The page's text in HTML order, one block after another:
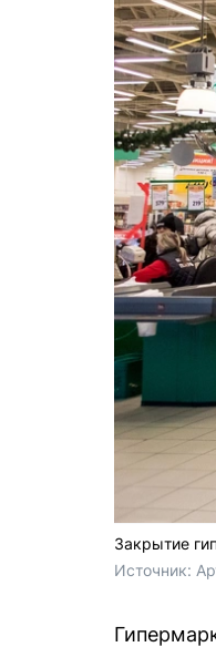
Закрытие
Источник: